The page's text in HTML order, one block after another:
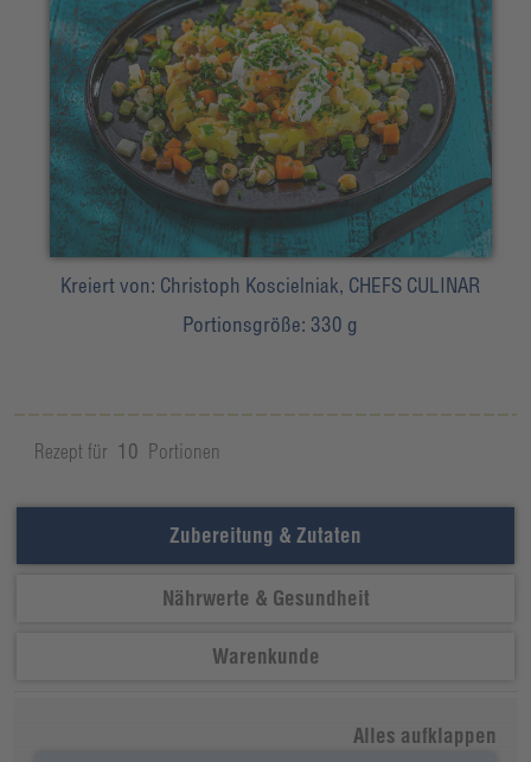
Kreiert von: Christoph Koscielniak, CHEFS CULINAR
Portionsgröße:330 g
Rezept für 10 Portionen
Zubereitung & Zutaten
Nährwerte & Gesundheit
Warenkunde
Alles aufklappen